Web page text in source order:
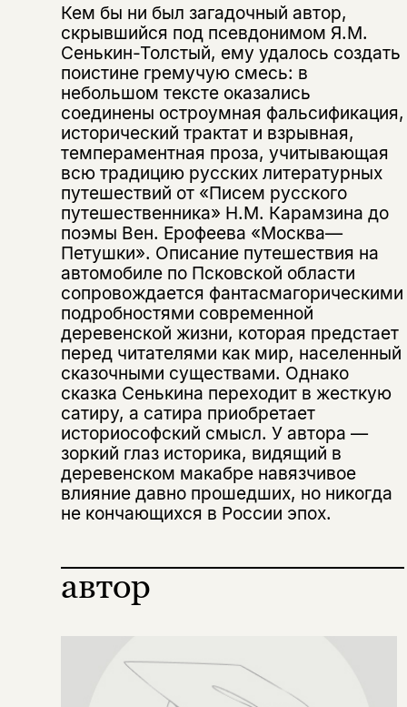
Кем бы ни был загадочный автор,
скрывшийся под псевдонимом Я.М.
Сенькин-Толстый, ему удалось создать
поистине гремучую смесь: в
небольшом тексте оказались
соединены остроумная фальсификация,
исторический трактат и взрывная,
темпераментная проза, учитывающая
всю традицию русских литературных
путешествий от «Писем русского
путешественника» Н.М. Карамзина до
поэмы Вен. Ерофеева «Москва—
Петушки». Описание путешествия на
автомобиле по Псковской области
сопровождается фантасмагорическими
подробностями современной
деревенской жизни, которая предстает
перед читателями как мир, населенный
сказочными существами. Однако
сказка Сенькина переходит в жесткую
сатиру, а сатира приобретает
историософский смысл. У автора —
зоркий глаз историка, видящий в
деревенском макабре навязчивое
влияние давно прошедших, но никогда
не кончающихся в России эпох.
автор
Подписка на рассылку
Раз в неделю мы отправляем рассылку
За подписку дарим промокод на
скидку 15%
Я соглашаюсь с Политикой конфиденциальности
Этой книги временно
нет в продаже.
Вы можете подписаться на
электронный адрес.
Я соглашаюсь с Политикой конфиденциальности
Эта книга
не предназначена для
несовершеннолетних
Скажите, пожалуйста,
вам уже исполнилось 18 лет?